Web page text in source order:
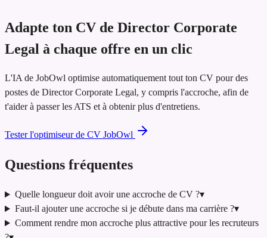
Adapte ton CV de Director Corporate
Legal à chaque offre en un clic
L'IA de JobOwl optimise automatiquement tout ton CV pour des
postes de Director Corporate Legal, y compris l'accroche, afin de
t'aider à passer les ATS et à obtenir plus d'entretiens.
Tester l'optimiseur de CV JobOwl
Questions fréquentes
Quelle longueur doit avoir une accroche de CV ?▾
Faut-il ajouter une accroche si je débute dans ma carrière ?▾
Comment rendre mon accroche plus attractive pour les recruteurs